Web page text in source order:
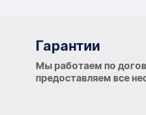
Гарантии
Мы работаем по
предоставляем все